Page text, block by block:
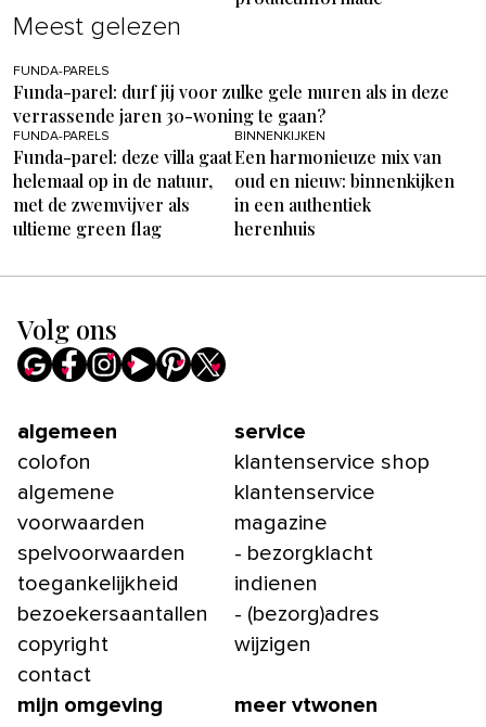
Meest gelezen
FUNDA-PARELS
Funda-parel: durf jij voor zulke gele muren als in deze
verrassende jaren 30-woning te gaan?
FUNDA-PARELS
Funda-parel: deze villa gaat
helemaal op in de natuur,
met de zwemvijver als
ultieme green flag
BINNENKIJKEN
Een harmonieuze mix van
oud en nieuw: binnenkijken
in een authentiek
herenhuis
Volg ons
algemeen
colofon
algemene
voorwaarden
spelvoorwaarden
toegankelijkheid
bezoekersaantallen
copyright
contact
service
klantenservice shop
klantenservice
magazine
- bezorgklacht
indienen
- (bezorg)adres
wijzigen
mijn omgeving
meer vtwonen